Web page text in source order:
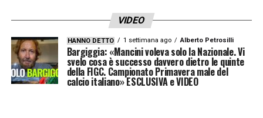
VIDEO
HANNO DETTO 1 settimana ago Alberto Petrosilli
Bargiggia: «Mancini voleva solo la Nazionale. Vi
svelo cosa è successo davvero dietro le quinte
della FIGC. Campionato Primavera male del
calcio italiano» ESCLUSIVA e VIDEO